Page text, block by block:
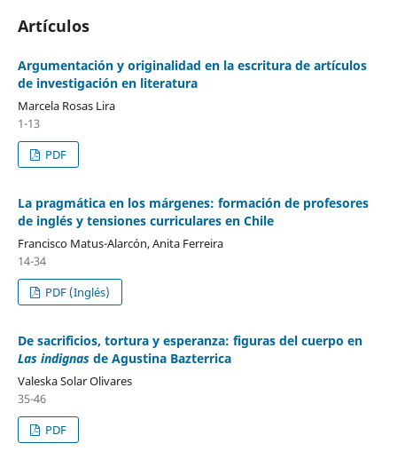
Artículos
Argumentación y originalidad en la escritura de artículos
de investigación en literatura
Marcela Rosas Lira
1-13
PDF
La pragmática en los márgenes: formación de profesores
de inglés y tensiones curriculares en Chile
Francisco Matus-Alarcón, Anita Ferreira
14-34
PDF (Inglés)
De sacrificios, tortura y esperanza: figuras del cuerpo en
Las indignasde Agustina Bazterrica
Valeska Solar Olivares
35-46
PDF